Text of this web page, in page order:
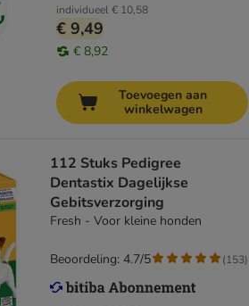
individueel€ 10,58
€ 9,49
€ 8,92
Toevoegen aan
winkelwagen
112 Stuks Pedigree
Dentastix Dagelijkse
Gebitsverzorging
Fresh - Voor kleine honden
Beoordeling: 4.7/5 (153)